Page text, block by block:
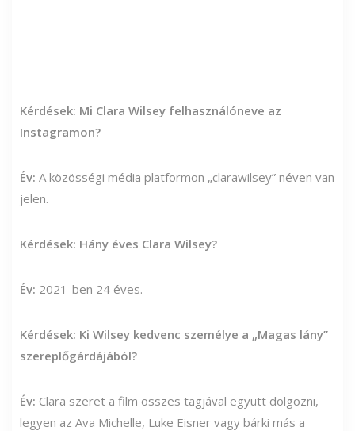
Kérdések: Mi Clara Wilsey felhasználóneve az
Instagramon?
Év: A közösségi média platformon „clarawilsey” néven van
jelen.
Kérdések: Hány éves Clara Wilsey?
Év: 2021-ben 24 éves.
Kérdések: Ki Wilsey kedvenc személye a „Magas lány”
szereplőgárdájából?
Év: Clara szeret a film összes tagjával együtt dolgozni,
legyen az Ava Michelle, Luke Eisner vagy bárki más a